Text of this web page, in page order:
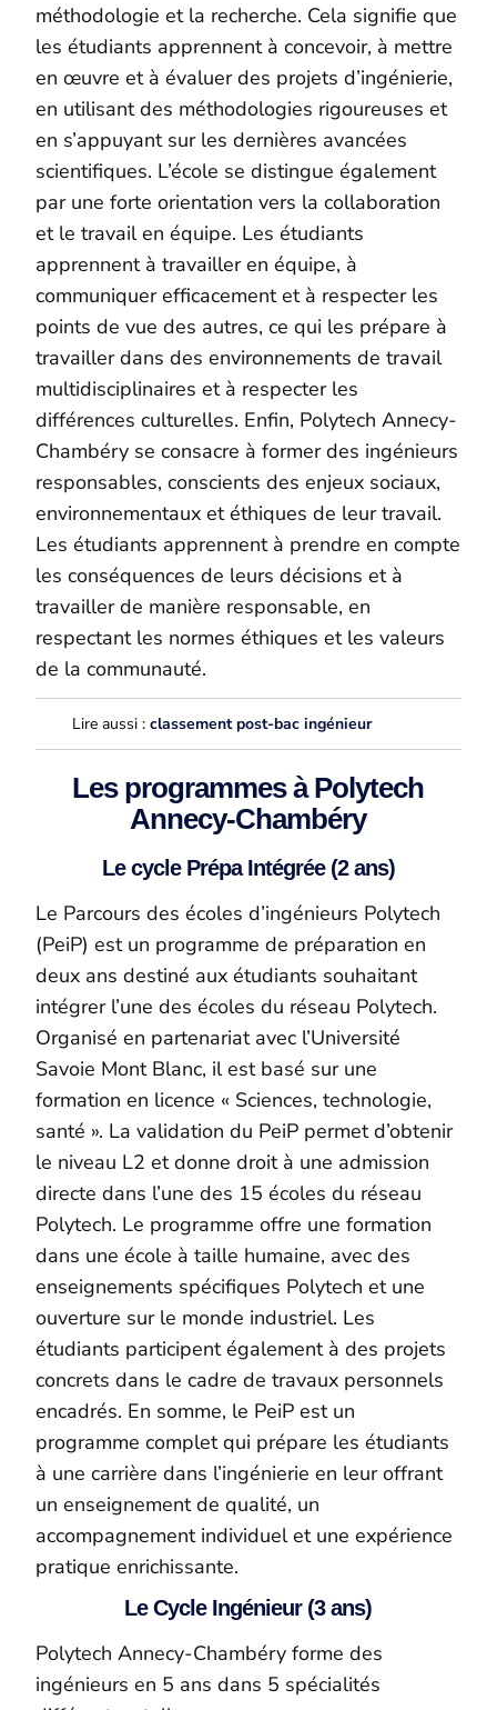
méthodologie et la recherche. Cela signifie que
les étudiants apprennent à concevoir, à mettre
en œuvre et à évaluer des projets d’ingénierie,
en utilisant des méthodologies rigoureuses et
en s’appuyant sur les dernières avancées
scientifiques. L’école se distingue également
par une forte orientation vers la collaboration
et le travail en équipe. Les étudiants
apprennent à travailler en équipe, à
communiquer efficacement et à respecter les
points de vuedes autres, ce qui les prépare à
travailler dans des environnements de travail
multidisciplinaires et à respecter les
différences culturelles. Enfin, Polytech Annecy-
Chambéry se consacre à former des ingénieurs
responsables, conscients des enjeux sociaux,
environnementaux et éthiques de leur travail.
Les étudiants apprennent à prendre en compte
les conséquences de leurs décisions et à
travailler de manière responsable, en
respectant les normes éthiques et les valeurs
de la communauté.
Lire aussi :classement post-bac ingénieur
Les programmes à Polytech
Annecy-Chambéry
Le cycle Prépa Intégrée (2 ans)
Le Parcours des écoles d’ingénieurs Polytech
(PeiP) est un programme de préparation en
deux ans destiné aux étudiants souhaitant
intégrer l’une des écoles du réseau Polytech.
Organisé en partenariat avec l’Université
Savoie Mont Blanc, il est basé sur une
formation en licence « Sciences, technologie,
santé ». La validation du PeiP permet d’obtenir
le niveau L2 et donne droit à une admission
directe dans l’une des 15 écoles du réseau
Polytech. Le programme offre une formation
dans une école à taille humaine, avec des
enseignements spécifiques Polytech et une
ouverture sur le monde industriel. Les
étudiants participent également à des projets
concrets dans le cadre de travaux personnels
encadrés. En somme, le PeiP est un
programme complet qui prépare les étudiants
à une carrière dans l’ingénierie en leur offrant
un enseignement de qualité, un
accompagnement individuel et une expérience
pratique enrichissante.
Le Cycle Ingénieur (3 ans)
Polytech Annecy-Chambéry forme des
ingénieurs en 5 ans dans 5 spécialités